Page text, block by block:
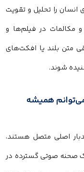
را تحلیل و تقویت
در فیلم‌ها و
بلند یا افکت‌های
همیشه
اصلی متصل هستند،
صوتی گسترده در